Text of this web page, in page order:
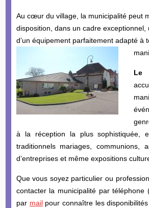
Au cœur du village, la municipalité peut
disposition, dans un cadre exceptionnel,
d’un équipement parfaitement adapté à
Le
à la réception la plus sophistiquée,
traditionnels mariages, communions,
d’entreprises et même expositions
Que vous soyez particulier ou
contacter la municipalité par téléphone
par mailpour connaître les